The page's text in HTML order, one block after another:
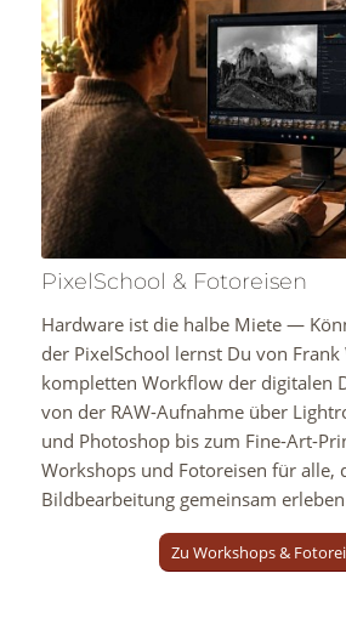
PixelSchool & Fotoreisen
Hardware ist die halbe Miete —
der PixelSchool lernst Du von Frank
kompletten Workflow der digitalen
von der RAW-Aufnahme über
und Photoshop bis zum Fine-Art-
Workshops und Fotoreisen für alle,
Bildbearbeitung gemeinsam
Zu Workshops &